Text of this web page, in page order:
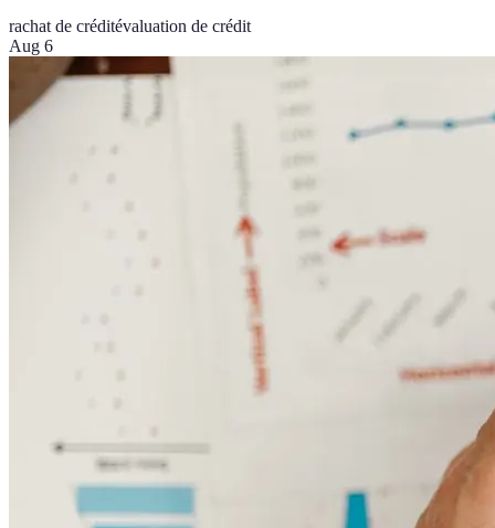
rachat de créditévaluation de crédit
Aug 6